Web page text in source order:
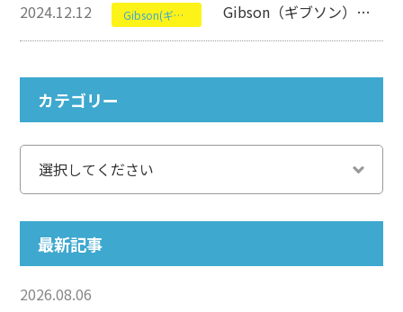
2024.12.12 Gibson(ギブソン) Gibson（ギブソン）のLes Paul Standard 60sについて【エレキギター】
カテゴリー
最新記事
2026.08.06